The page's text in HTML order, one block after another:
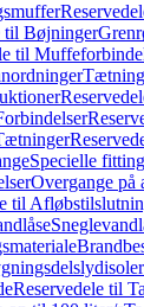
til Bøjninger
til
Specielle
Overgange på
til
Reservedele til